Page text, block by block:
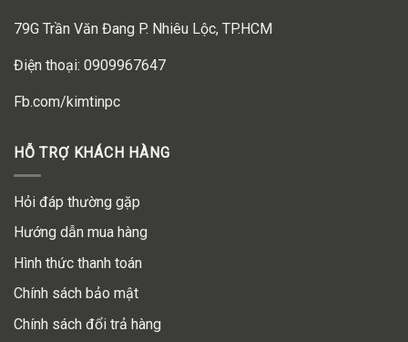
79G Trần Văn Đang P. Nhiêu Lộc, TP.HCM
Điện thoại: 0909967647
Fb.com/kimtinpc
HỖ TRỢ KHÁCH HÀNG
Hỏi đáp thường gặp
Hướng dẫn mua hàng
Hình thức thanh toán
Chính sách bảo mật
Chính sách đổi trả hàng